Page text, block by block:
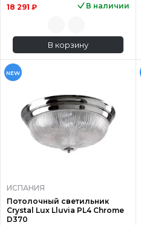
18 291 ₽ В наличии
В корзину
NEW
ИСПАНИЯ
Потолочный светильник
Crystal Lux Lluvia PL4 Chrome
D370